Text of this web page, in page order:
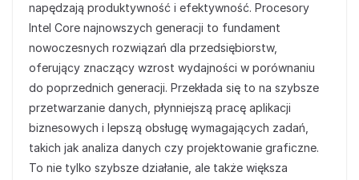
napędzają produktywność i efektywność. Procesory
Intel Core najnowszych generacji to fundament
nowoczesnych rozwiązań dla przedsiębiorstw,
oferujący znaczący wzrost wydajności w porównaniu
do poprzednich generacji. Przekłada się to na szybsze
przetwarzanie danych, płynniejszą pracę aplikacji
biznesowych i lepszą obsługę wymagających zadań,
takich jak analiza danych czy projektowanie graficzne.
To nie tylko szybsze działanie, ale także większa